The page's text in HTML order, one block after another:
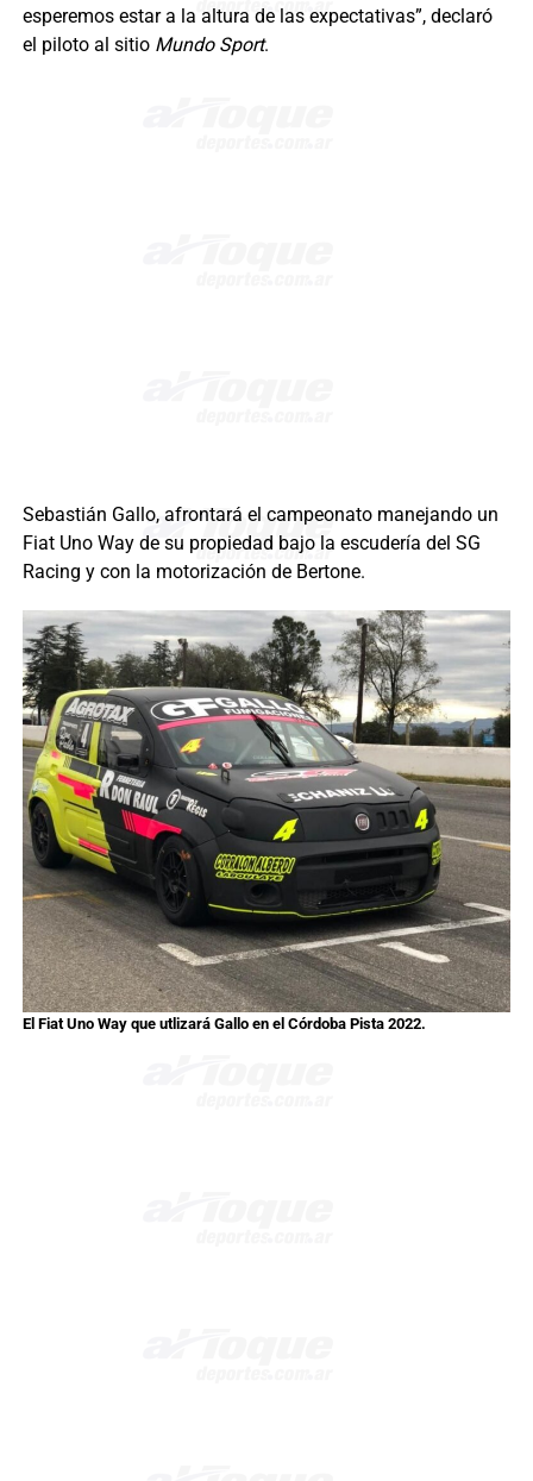
esperemos estar a la altura de las expectativas”, declaró
el piloto al sitio Mundo Sport.
Sebastián Gallo, afrontará el campeonato manejando un
Fiat Uno Way de su propiedad bajo la escudería del SG
Racing y con la motorización de Bertone.
El Fiat Uno Way que utlizará Gallo en el Córdoba Pista 2022.